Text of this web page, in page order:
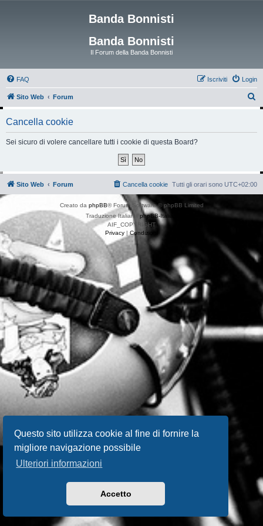
Questo sito utilizza cookie al fine di fornire la
migliore navigazione possibile
Ulteriori informazioni
Accetto
Banda Bonnisti
Banda Bonnisti
Il Forum della Banda Bonnisti
FAQ Login
Iscriviti
Sito Web Forum
Cancella cookie
Sei sicuro di volere cancellare tutti i cookie di questa Board?
Sito Web Forum Tutti gli orari sono UTC+02:00
Cancella cookie
Creato da phpBB® Forum Software © phpBB Limited
Traduzione Italiana phpBB-Italia.it
AIF_COPYRIGHT
Privacy | Condizioni